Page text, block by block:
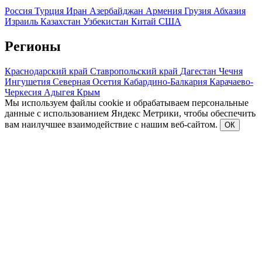
Россия Турция Иран Азербайджан Армения Грузия Абхазия
Израиль Казахстан Узбекистан Китай США
Регионы
Краснодарский край Ставропольский край Дагестан Чечня
Ингушетия Северная Осетия Кабардино-Балкария Карачаево-
Черкесия Адыгея Крым
Мы используем файлы cookie и обрабатываем персональные
данные с использованием Яндекс Метрики, чтобы обеспечить
вам наилучшее взаимодействие с нашим веб-сайтом.
ОК